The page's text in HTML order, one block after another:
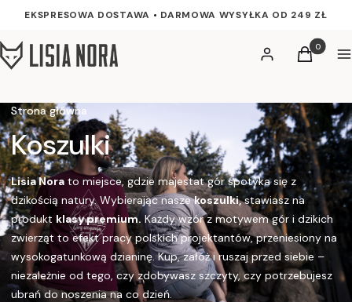
EKSPRESOWA DOSTAWA • DARMOWA WYSYŁKA OD 249 ZŁ
Zaloguj sięProdukty
Koszyk
Strona główna
Koszulki
Lisia Nora to miejsce, gdzie majestat gór spotyka się z
dzikością natury. Wybierając naszekoszulki,stawiasz na
produkt klasy premium. Każdy wzór z motywem gór i dzikich
zwierząt to efekt pracy polskich projektantów, przeniesiony na
wysokogatunkową dzianinę. Kup, załóż i ruszaj przed siebie –
niezależnie od tego, czy zdobywasz szczyty, czy potrzebujesz
ubrań do noszenia na co dzień.